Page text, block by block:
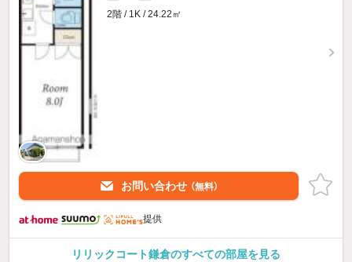
2階 / 1K / 24.22㎡
お問い合わせ （無料）
提供
リリックコート鎌倉のすべての部屋を見る